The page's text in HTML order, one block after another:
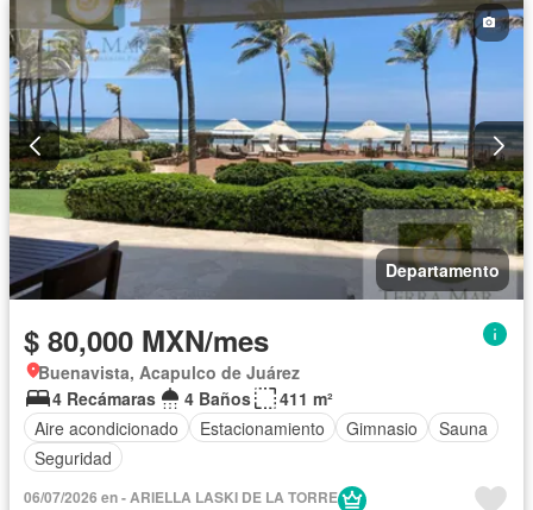
Departamento
$ 80,000 MXN/mes
Buenavista, Acapulco de Juárez
4 Recámaras
4 Baños
411 m²
Aire acondicionado
Estacionamiento Gimnasio
Sauna
Seguridad
06/07/2026 en - ARIELLA LASKI DE LA TORRE